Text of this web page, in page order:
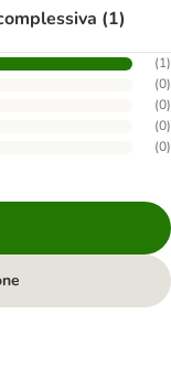
(1)
(1)
(0)
(0)
(0)
(0)